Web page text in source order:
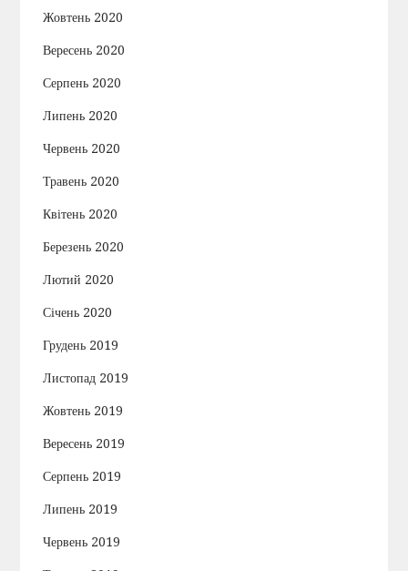
Жовтень 2020
Вересень 2020
Серпень 2020
Липень 2020
Червень 2020
Травень 2020
Квітень 2020
Березень 2020
Лютий 2020
Січень 2020
Грудень 2019
Листопад 2019
Жовтень 2019
Вересень 2019
Серпень 2019
Липень 2019
Червень 2019